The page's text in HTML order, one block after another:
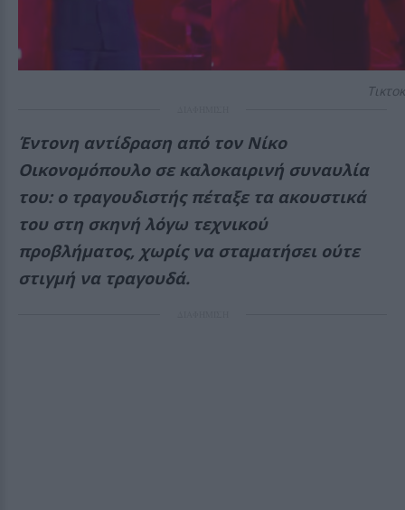
Τικτοκ
Έντονη αντίδραση από τον Νίκο
Οικονομόπουλο σε καλοκαιρινή συναυλία
του: ο τραγουδιστής πέταξε τα ακουστικά
του στη σκηνή λόγω τεχνικού
προβλήματος, χωρίς να σταματήσει ούτε
στιγμή να τραγουδά.